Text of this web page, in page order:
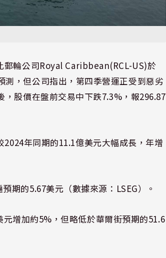
輪公司Royal Caribbean(RCL-US)於
，但公司指出，第四季營運正受到惡劣
股價在盤前交易中下跌7.3%，報296.87
年同期的11.1億美元大幅成長，年增
期的5.67美元（數據來源：LSEG）。
增加約5%，但略低於華爾街預期的51.6